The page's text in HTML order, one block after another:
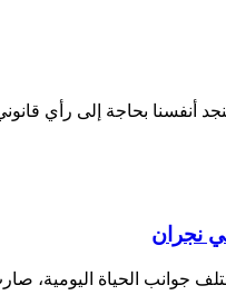
أنفسنا بحاجة إلى رأي
جوانب الحياة اليومية،